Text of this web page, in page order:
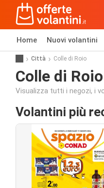
Home Nuovi volantini
Città Colle di Roio
Colle di Roio
Visualizza tutti i negozi, i
Volantini più